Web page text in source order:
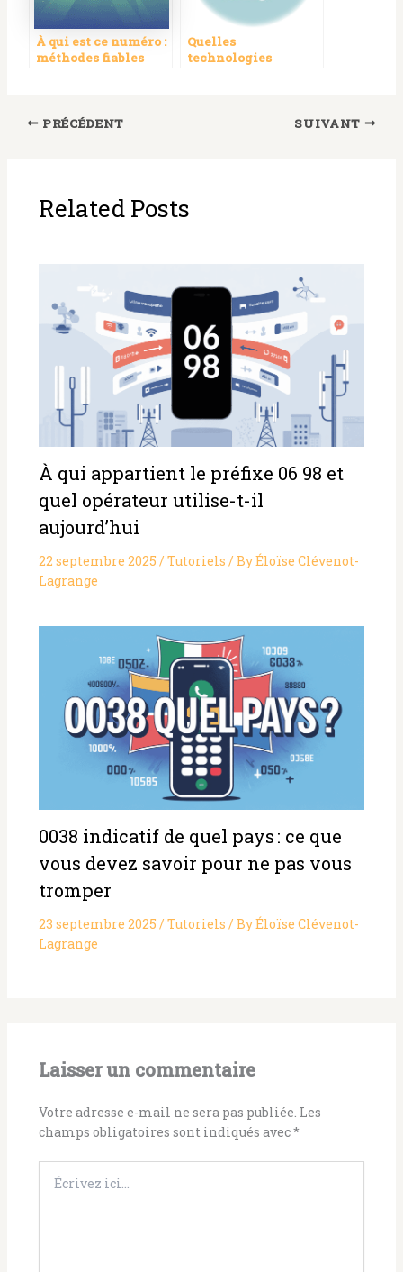
À qui est ce numéro :
méthodes fiables
Quelles
technologies
PRÉCÉDENT
SUIVANT
Related Posts
À qui appartient le préfixe 06 98 et
quel opérateur utilise-t-il
aujourd’hui
22 septembre 2025 / Tutoriels / ByÉloïse Clévenot-
Lagrange
0038 indicatif de quel pays : ce que
vous devez savoir pour ne pas vous
tromper
23 septembre 2025 / Tutoriels / ByÉloïse Clévenot-
Lagrange
Laisser un commentaire
Votre adresse e-mail ne sera pas publiée. Les
champs obligatoires sont indiqués avec*
ici…